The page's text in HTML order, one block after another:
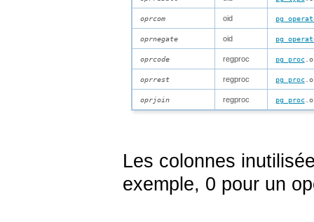
oprcom oid
oprnegate oid
oprcode regproc pg_proc
oprrest regproc pg_proc
oprjoin regproc pg_proc
Les colonnes
exemple, 0 pour un